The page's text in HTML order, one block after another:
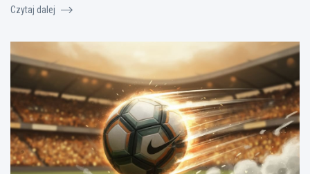
Czytaj dalej